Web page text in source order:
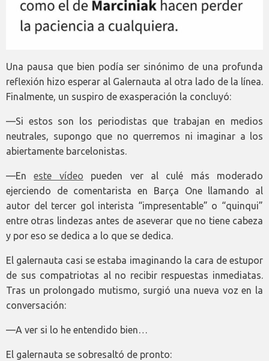
Una pausa que bien podía ser sinónimo de una profunda
reflexión hizo esperar al Galernauta al otra lado de la línea.
Finalmente, un suspiro de exasperación la concluyó:
—Si estos son los periodistas que trabajan en medios
neutrales, supongo que no querremos ni imaginar a los
abiertamente barcelonistas.
—Eneste vídeo pueden ver al culé más moderado
ejerciendo de comentarista en Barça One llamando al
autor del tercer gol interista “impresentable” o “quinqui”
entre otras lindezas antes de aseverar que no tiene cabeza
y por eso se dedica a lo que se dedica.
El galernauta casi se estaba imaginando la cara de estupor
de sus compatriotas al no recibir respuestas inmediatas.
Tras un prolongado mutismo, surgió una nueva voz en la
conversación:
—A ver si lo he entendido bien…
El galernauta se sobresaltó de pronto: